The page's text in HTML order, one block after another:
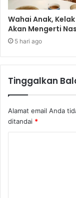
Wahai Anak,
Akan Mengerti
5 hari ago
Tinggalkan
Alamat email Anda
ditandai *